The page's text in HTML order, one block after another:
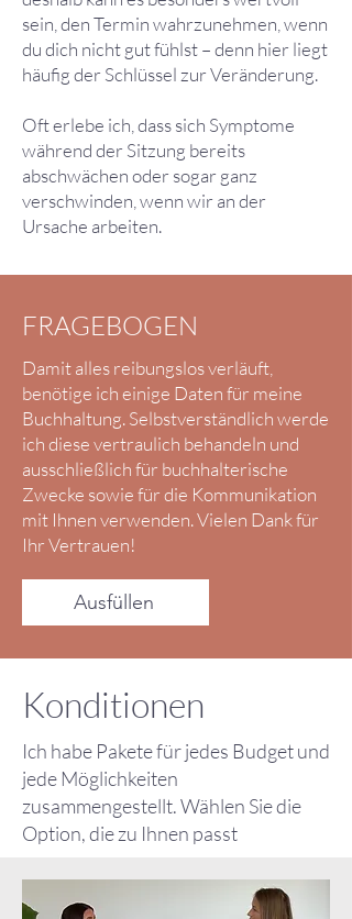
sein, den Termin wahrzunehmen, wenn
du dich nicht gut fühlst – denn hier liegt
häufig der Schlüssel zur Veränderung.
Oft erlebe ich, dass sich Symptome
während der Sitzung bereits
abschwächen oder sogar ganz
verschwinden, wenn wir an der
Ursache arbeiten.
FRAGEBOGEN
Damit alles reibungslos verläuft,
benötige ich einige Daten für meine
Buchhaltung. Selbstverständlich werde
ich diese vertraulich behandeln und
ausschließlich für buchhalterische
Zwecke sowie für die Kommunikation
mit Ihnen verwenden. Vielen Dank für
Ihr Vertrauen!
Ausfüllen
Konditionen
Ich habe Pakete für jedes Budget und
jede Möglichkeiten
zusammengestellt. Wählen Sie die
Option, die zu Ihnen passt